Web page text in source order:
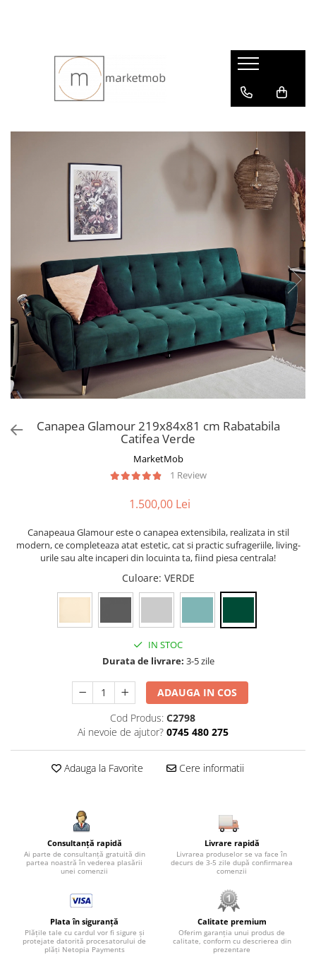
Canapea Glamour 219x84x81 cm Rabatabila
Catifea Verde
MarketMob
1 Review
1.500,00 Lei
Canapeaua Glamour este o canapea extensibila, realizata in stil
modern, ce completeaza atat estetic, cat si practic sufrageriile, living-
urile sau alte incaperi din locuinta ta, fiind piesa centrala!
Culoare: VERDE
IN STOC
Durata de livrare: 3-5 zile
ADAUGA IN COS
Cod Produs: C2798
Ai nevoie de ajutor? 0745 480 275
Adauga la Favorite Cere informatii
Consultanță rapidă
Ai parte de consultanță gratuită din
partea noastră în vederea plasării
unei comenzii
Livrare rapidă
Livrarea produselor se va face în
decurs de 3-5 zile după confirmarea
comenzii
Plata în siguranță
Plățile tale cu cardul vor fi sigure și
protejate datorită procesatorului de
plăți Netopia Payments
Calitate premium
Oferim garanția unui produs de
calitate, conform cu descrierea din
prezentare